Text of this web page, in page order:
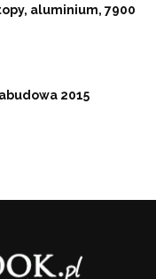
aluminium, 7900
2015